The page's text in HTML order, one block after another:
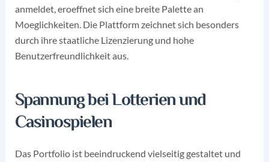
anmeldet, eroeffnet sich eine breite Palette an
Moeglichkeiten. Die Plattform zeichnet sich besonders
durch ihre staatliche Lizenzierung und hohe
Benutzerfreundlichkeit aus.
Spannung bei Lotterien und
Casinospielen
Das Portfolio ist beeindruckend vielseitig gestaltet und